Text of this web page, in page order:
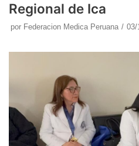
Regional de Ica
por Federacion Medica Peruana 03/